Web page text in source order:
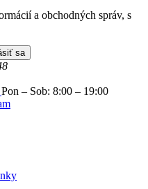
a obchodných správ, s
sa
Pon – Sob: 8:00 – 19:00